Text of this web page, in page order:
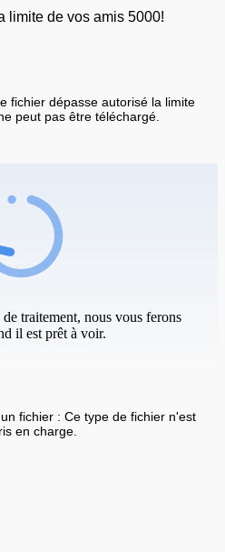
limite de vos amis 5000!
fichier dépasse autorisé la limite
peut pas être téléchargé.
traitement, nous vous ferons
il est prêt à voir.
fichier : Ce type de fichier n'est
en charge.